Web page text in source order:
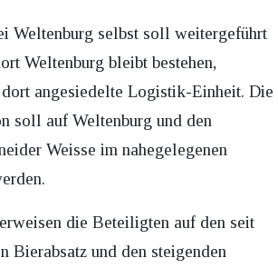
Weltenburg selbst soll weitergeführt
Weltenburg bleibt bestehen,
dort angesiedelte Logistik-Einheit. Die
soll auf Weltenburg und den
Weisse im nahegelegenen
die Beteiligten auf den seit
Bierabsatz und den steigenden